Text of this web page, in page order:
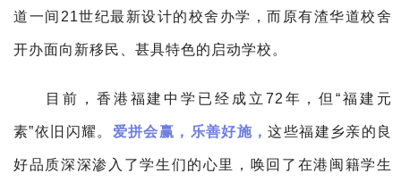
道一间21世纪最新设计的校舍办学，而原有渣华道校舍
开办面向新移民、甚具特色的启动学校。
目前，香港福建中学已经成立72年，但“福建元
素”依旧闪耀。 爱拼会赢，乐善好施，这些福建乡亲的良
好品质深深渗入了学生们的心里，唤回了在港闽籍学生